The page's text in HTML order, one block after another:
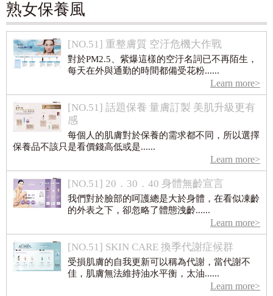
熟女保養風
[NO.51] 重整膚質 空汙危機大作戰
對於PM2.5、紫爆這樣的空汙名詞已不再陌生，
每天在外與通勤的時間都備受花粉......
Learn more>
[NO.51] 話題保養 量膚訂製 美肌升級更有
感
每個人的肌膚對於保養的需求都不同，所以選擇
保養品不該只是看價錢高低或是......
Learn more>
[NO.51] 20．30．40 身體無齡宣言
我們對於臉部的呵護總是大於身體，在看似凍齡
的外表之下，卻忽略了體態洩齡......
Learn more>
[NO.51] SKIN CARE 換季代謝症候群
受損肌膚的自我更新可以稱為代謝，當代謝不
佳，肌膚無法維持油水平衡，太油......
Learn more>